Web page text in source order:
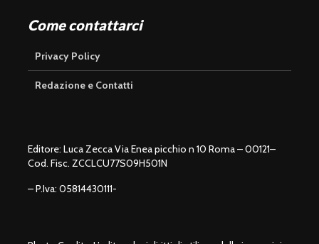
Come contattarci
Privacy Policy
Redazione e Contatti
Editore: Luca Zecca Via Enea picchio n 10 Roma – 00121–
Cod. Fisc. ZCCLCU77S09H501N
– P.Iva: 05814430111-